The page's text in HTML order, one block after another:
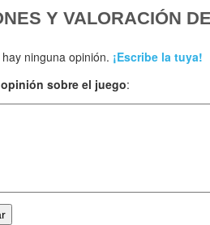
Y VALORACIÓN
ninguna opinión. ¡Escribe la tuya!
sobre el juego: